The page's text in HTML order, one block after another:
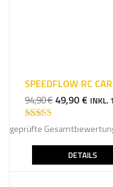
SPEEDFLOW RC
94,90€
WAR:
94,90 €
49,90 €
IST:
INKL.
Bewertet mit
geprüfte
DETAILS